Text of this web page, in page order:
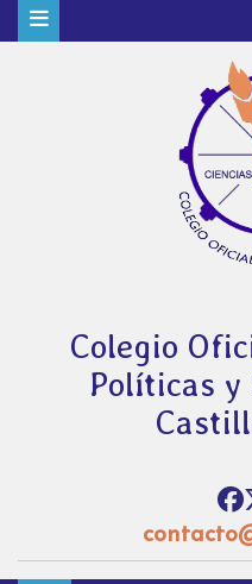
Colegio
Políticas y